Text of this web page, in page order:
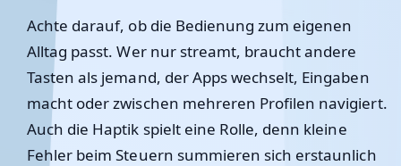
Achte darauf, ob die Bedienung zum eigenen
Alltag passt. Wer nur streamt, braucht andere
Tasten als jemand, der Apps wechselt, Eingaben
macht oder zwischen mehreren Profilen navigiert.
Auch die Haptik spielt eine Rolle, denn kleine
Fehler beim Steuern summieren sich erstaunlich